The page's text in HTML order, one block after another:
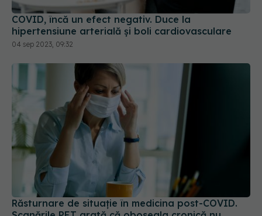
COVID, încă un efect negativ. Duce la
hipertensiune arterială și boli cardiovasculare
04 sep 2023, 09:32
Răsturnare de situație în medicina post-COVID.